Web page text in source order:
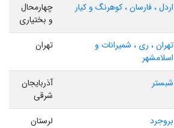
اردل ، فارسان ، کوهرنگ و کیار
چهارمحال
و بختیاری
تهران ، ری ، شمیرانات و
اسلامشهر
تهران
شبستر
آذربایجان
شرقی
بروجرد
لرستان